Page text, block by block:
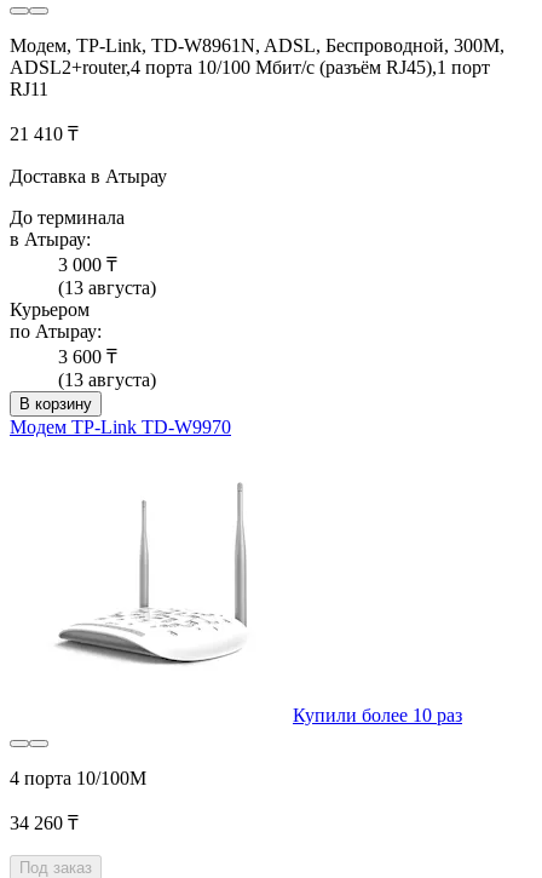
Модем, TP-Link, TD-W8961N, ADSL, Беспроводной, 300M,
ADSL2+router,4 порта 10/100 Мбит/с (разъём RJ45),1 порт
RJ11
21 410 ₸
Доставка в Атырау
До терминала
в Атырау:
3 000 ₸
(13 августа)
Курьером
по Атырау:
3 600 ₸
(13 августа)
В корзину
Модем TP-Link TD-W9970
Купили более 10 раз
4 порта 10/100М
34 260 ₸
Под заказ